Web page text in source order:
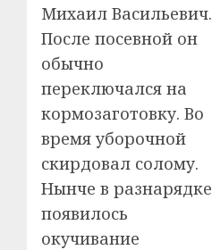
Михаил Васильевич.
После посевной он
обычно
переключался на
кормозаготовку. Во
время уборочной
скирдовал солому.
Нынче в разнарядке
появилось
окучивание